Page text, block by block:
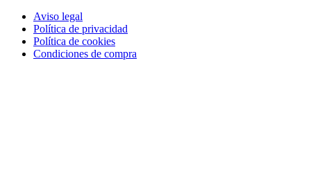
Aviso legal
Política de privacidad
Política de cookies
Condiciones de compra